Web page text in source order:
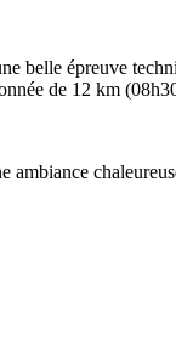
belle épreuve
de 12 km